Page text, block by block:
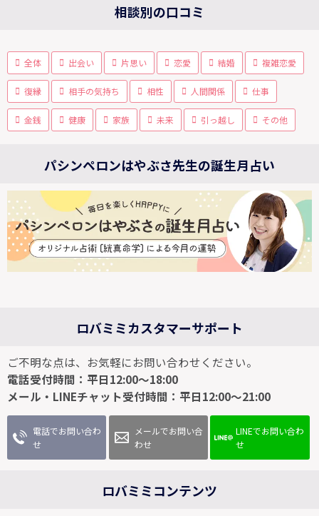
相談別の口コミ
全体 出会い 片思い 恋愛 結婚 複雑恋愛
復縁 相手の気持ち 相性 人間関係 仕事
金銭 健康 家族 未来 引っ越し その他
パシンペロンはやぶさ先生の誕生月占い
ロバミミカスタマーサポート
ご不明な点は、お気軽にお問い合わせください。
電話受付時間：平日12:00～18:00
メール・LINEチャット受付時間：平日12:00～21:00
電話でお問い合わ
せ
メールでお問い合
わせ
LINEでお問い合わ
せ
ロバミミコンテンツ